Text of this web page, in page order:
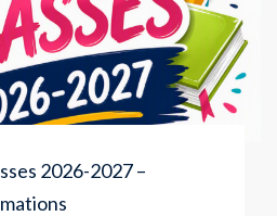
2026-2027 –